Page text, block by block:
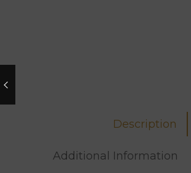
Description
Additional Information